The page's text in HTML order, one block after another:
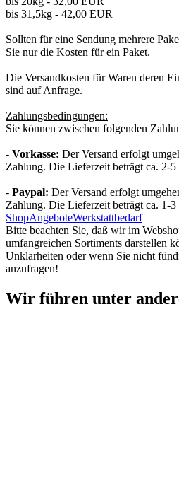
bis 31,5kg - 42,00 EUR
Sollten für eine Sendung mehrere
Sie nur die Kosten für ein Paket.
Die Versandkosten für Waren deren
sind auf Anfrage.
Zahlungsbedingungen:
Sie können zwischen folgenden
- Vorkasse: Der Versand erfolgt
Zahlung. Die Lieferzeit beträgt ca. 2-5
- Paypal: Der Versand erfolgt
Zahlung. Die Lieferzeit beträgt ca. 1-3
ShopAngeboteWerkstattbedarf
Bitte beachten Sie, daß wir im
umfangreichen Sortiments darstellen
Unklarheiten oder wenn Sie nicht
anzufragen!
Wir führen unter